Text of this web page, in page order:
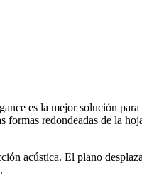
es la mejor solución
redondeadas de la
acústica. El plano